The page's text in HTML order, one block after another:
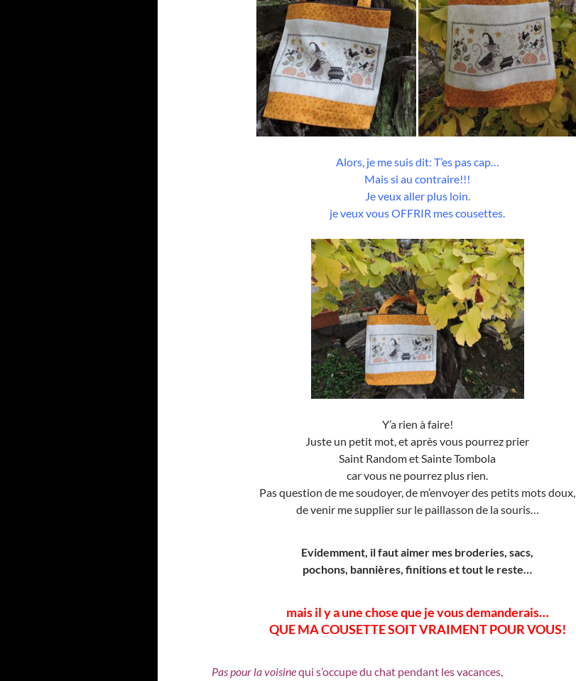
Alors, je me suis dit: T’es pas cap…
Mais si au contraire!!!
Je veux aller plus loin.
je veux vous OFFRIR mes cousettes.
Y’a rien à faire!
Juste un petit mot, et après vous pourrez prier
Saint Random et Sainte Tombola
car vous ne pourrez plus rien.
Pas question de me soudoyer, de m’envoyer des petits mots doux,
de venir me supplier sur le paillasson de la souris…
Evidemment, il faut aimer mes broderies, sacs,
pochons, bannières, finitions et tout le reste…
mais il y a une chose que je vous demanderais…
QUE MA COUSETTE SOIT VRAIMENT POUR VOUS!
Pas pour la voisinequi s’occupe du chat pendant les vacances,